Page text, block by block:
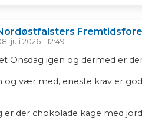
juli 2026 - 12:49
Onsdag igen og dermed er
og vær med, eneste krav er
er der chokolade kage med